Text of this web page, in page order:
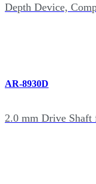
Depth Device,
AR-8930D
2.0 mm Drive Shaft